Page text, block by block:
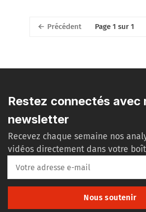
Précédent Page 1 sur 1
Restez connectés avec
newsletter
Recevez chaque semaine nos
vidéos directement dans votre
Nous soutenir